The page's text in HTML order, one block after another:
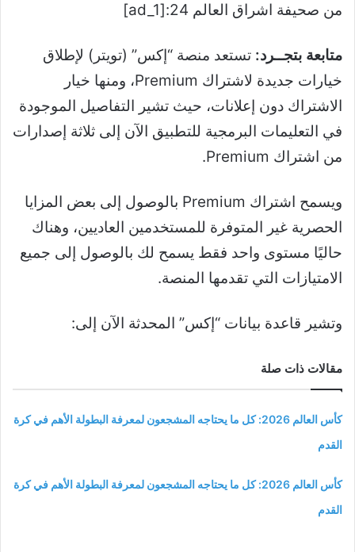
من صحيفة اشراق العالم 24:[ad_1]
متابعة بتجــرد: تستعد منصة “إكس” (تويتر) لإطلاق
خيارات جديدة لاشتراك Premium، ومنها خيار
الاشتراك دون إعلانات، حيث تشير التفاصيل الموجودة
في التعليمات البرمجية للتطبيق الآن إلى ثلاثة إصدارات
من اشتراك Premium.
ويسمح اشتراك Premium بالوصول إلى بعض المزايا
الحصرية غير المتوفرة للمستخدمين العاديين، وهناك
حاليًا مستوى واحد فقط يسمح لك بالوصول إلى جميع
الامتيازات التي تقدمها المنصة.
وتشير قاعدة بيانات “إكس” المحدثة الآن إلى:
مقالات ذات صلة
كأس العالم 2026: كل ما يحتاجه المشجعون لمعرفة البطولة الأهم في كرة
القدم
كأس العالم 2026: كل ما يحتاجه المشجعون لمعرفة البطولة الأهم في كرة
القدم